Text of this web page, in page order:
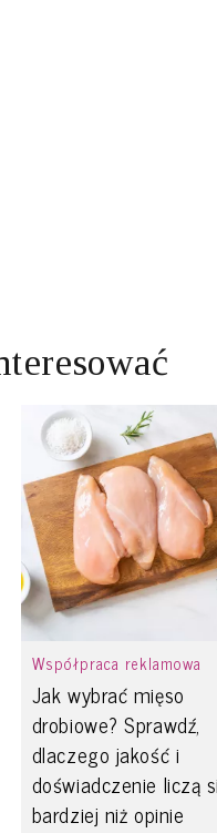
Współpraca reklamowa
Jak wybrać mięso
drobiowe? Sprawdź,
dlaczego jakość i
doświadczenie liczą
bardziej niż opinie